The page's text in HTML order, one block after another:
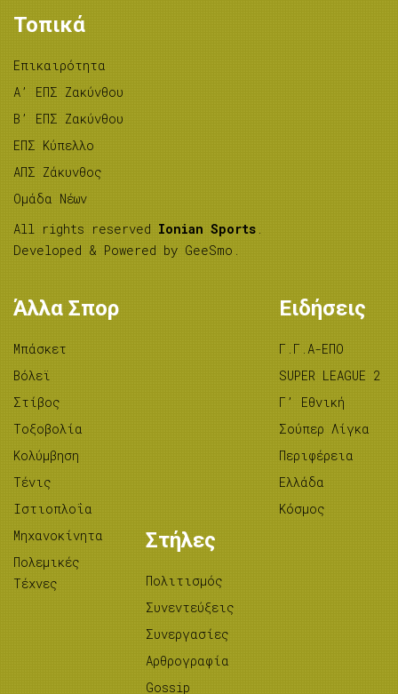
Τοπικά
Επικαιρότητα
A’ ΕΠΣ Ζακύνθου
B’ ΕΠΣ Ζακύνθου
ΕΠΣ Κύπελλο
ΑΠΣ Ζάκυνθος
Ομάδα Νέων
All rights reserved Ionian Sports .
Developed & Powered by GeeSmo .
Άλλα Σπορ
Μπάσκετ
Βόλεϊ
Στίβος
Tοξοβολία
Κολύμβηση
Τένις
Ιστιοπλοΐα
Μηχανοκίνητα
Πολεμικές
Τέχνες
Ειδήσεις
Γ.Γ.Α-ΕΠΟ
SUPER LEAGUE 2
Γ’ Εθνική
Σούπερ Λίγκα
Περιφέρεια
Ελλάδα
Κόσμος
Στήλες
Πολιτισμός
Συνεντεύξεις
Συνεργασίες
Αρθρογραφία
Gossip